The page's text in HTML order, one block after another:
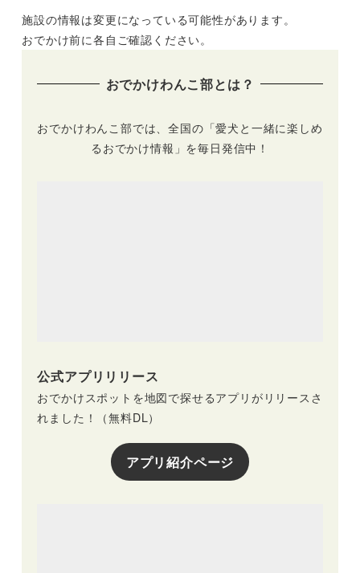
施設の情報は変更になっている可能性があります。
おでかけ前に各自ご確認ください。
おでかけわんこ部とは？
おでかけわんこ部では、全国の「愛犬と一緒に楽しめ
るおでかけ情報」を毎日発信中！
公式アプリリリース
おでかけスポットを地図で探せるアプリがリリースさ
れました！（無料DL）
アプリ紹介ページ